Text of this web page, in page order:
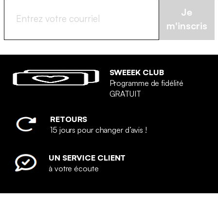
Je
m'inscris
SWEEEK CLUB
Programme de fidélité
GRATUIT
RETOURS
15 jours pour changer d’avis !
UN SERVICE CLIENT
à votre écoute